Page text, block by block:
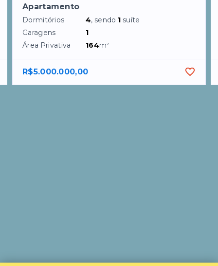
Apartamento
Dormitórios 4, sendo 1 suíte
Garagens
1
Área Privativa
164m²
R$5.000.000,00